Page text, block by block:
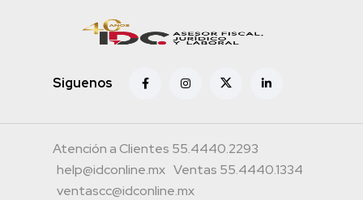
Siguenos
Atención a Clientes 55.4440.2293
help@idconline.mx Ventas 55.4440.1334
ventascc@idconline.mx